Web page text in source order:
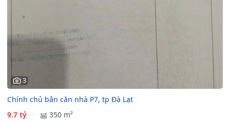
3
Chính chủ bân căn nhà P7, tp Đà Lạt
9.7 tỷ
350 m²